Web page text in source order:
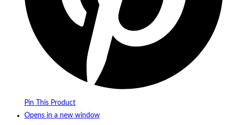
Pin This Product
Opens in a new window